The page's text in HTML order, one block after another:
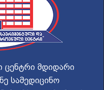
ცენტრი მდიდარი
სამედიცინო